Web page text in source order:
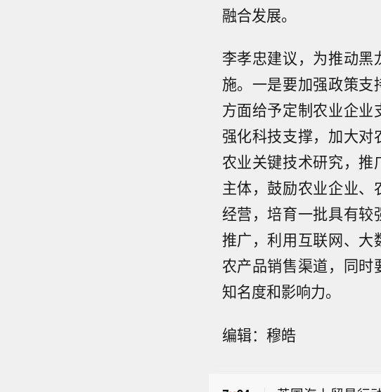
融合发展。
李孝忠建议，为推动
施。一是要加强政策
方面给予定制农业企
强化科技支撑，加大
农业关键技术研究，
主体，鼓励农业企业
经营，培育一批具有较
推广，利用互联网、大
农产品销售渠道，同
知名度和影响力。
编辑：穆皓